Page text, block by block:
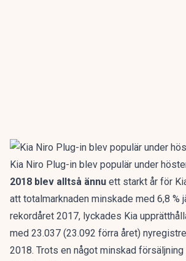
Kia Niro Plug-in blev populär under
2018 blev alltså ännu ett starkt år för
att totalmarknaden minskade med 6,8 %
rekordåret 2017, lyckades Kia
med 23.037 (23.092 förra året)
2018. Trots en något minskad